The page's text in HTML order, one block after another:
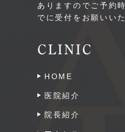
ありますのでご予約
でに受付をお願いい
CLINIC
HOME
医院紹介
院長紹介